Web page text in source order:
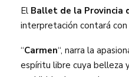
El Ballet de la Provincia
interpretación contará con
“Carmen“, narra la
espíritu libre cuya belleza